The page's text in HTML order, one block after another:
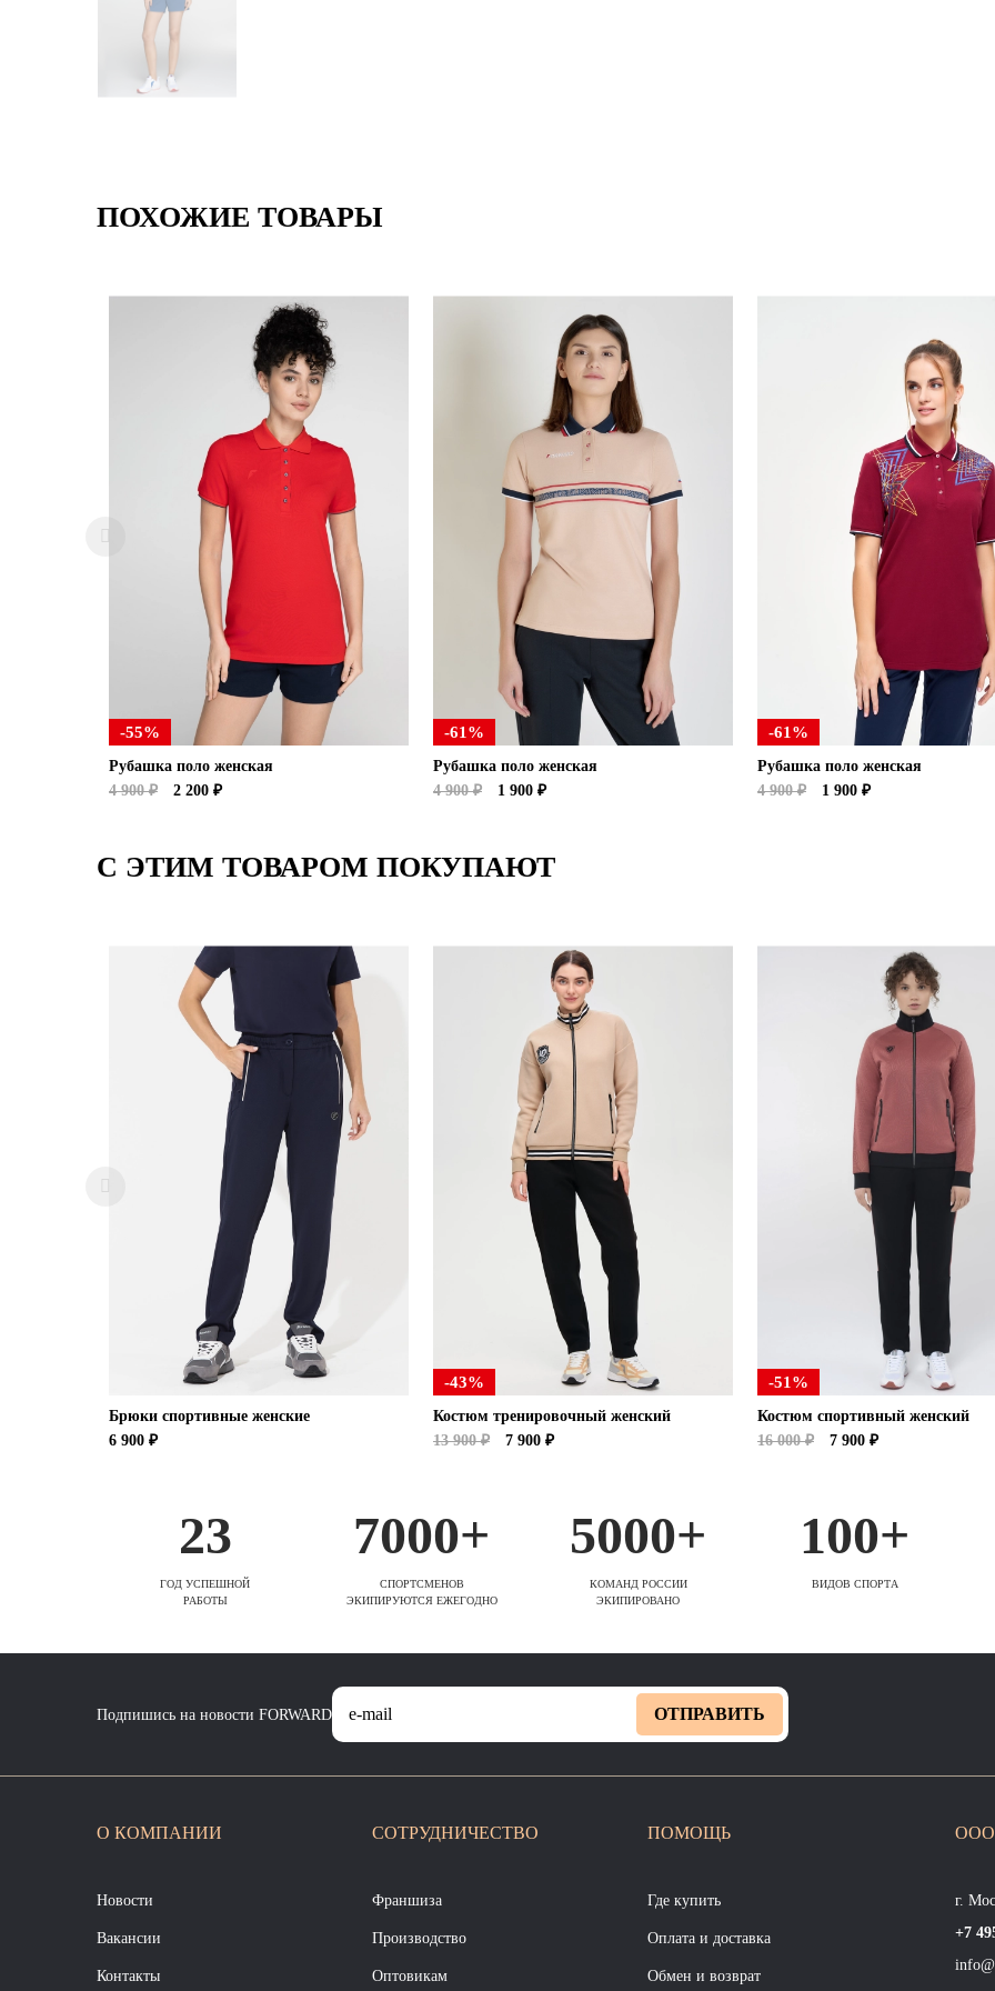
ПОХОЖИЕ ТОВАРЫ
-55%
Рубашка поло женская
4 900 ₽
2 200 ₽
-61%
Рубашка поло женская
4 900 ₽
1 900 ₽
-61%
Рубашка поло женская
4 900 ₽
1 900 ₽
С ЭТИМ ТОВАРОМ ПОКУПАЮТ
Брюки спортивные женские
6 900 ₽
-43%
Костюм тренировочный женский
13 900 ₽
7 900 ₽
-51%
Костюм спортивный женский
16 000 ₽
7 900 ₽
23
ГОД УСПЕШНОЙ
РАБОТЫ
7000+
СПОРТСМЕНОВ
ЭКИПИРУЮТСЯ ЕЖЕГОДНО
5000+
КОМАНД РОССИИ
ЭКИПИРОВАНО
100+
ВИДОВ СПОРТА
Подпишись на новости FORWARD ОТПРАВИТЬ
О КОМПАНИИ
Новости
Вакансии
Контакты
СОТРУДНИЧЕСТВО
Франшиза
Производство
Оптовикам
ПОМОЩЬ
Где купить
Оплата и доставка
Обмен и возврат
ООО
г.
+7